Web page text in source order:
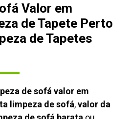
Valor em
de Tapete Perto
de Tapetes
de sofá valor em
limpeza de sofá,valor da